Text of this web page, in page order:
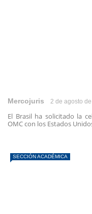
Mercojuris 2 de agosto
El Brasil ha solicitado la
OMC con los Estados
SECCIÓN ACADÉMICA